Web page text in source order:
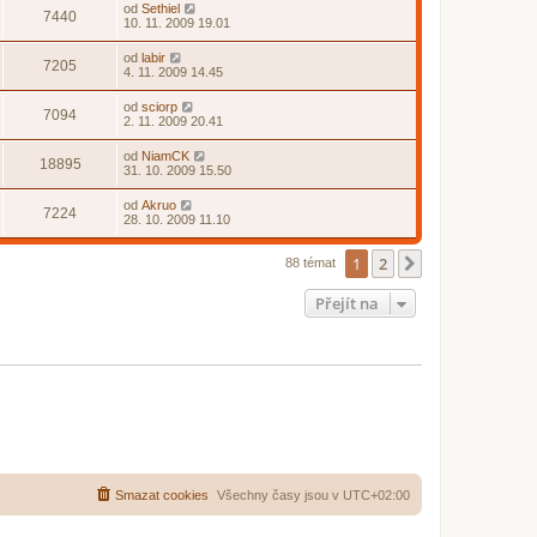
7440 od Sethiel
10. 11. 2009 19.01
7205 od labir
4. 11. 2009 14.45
7094 od sciorp
2. 11. 2009 20.41
18895 od NiamCK
31. 10. 2009 15.50
7224 od Akruo
28. 10. 2009 11.10
88 témat 1 2
Přejít na
Všechny časy jsou v UTC+02:00
Smazat cookies